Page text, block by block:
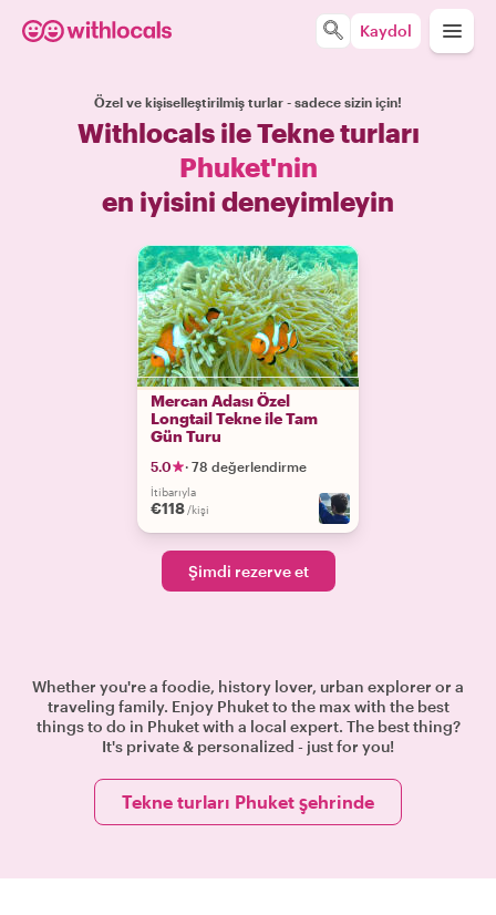
Kaydol
Özel ve kişiselleştirilmiş turlar - sadece sizin için!
Withlocals ile Tekne turları
Phuket'nin
en iyisini deneyimleyin
Mercan Adası Özel
Longtail Tekne ile Tam
Gün Turu
5.0 · 78 değerlendirme
İtibarıyla
€118 /kişi
Şimdi rezerve et
Whether you're a foodie, history lover, urban explorer or a
traveling family. Enjoy Phuket to the max with the best
things to do in Phuket with a local expert. The best thing?
It's private & personalized - just for you!
Tekne turları Phuket şehrinde